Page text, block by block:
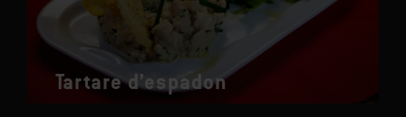
Tartare d’espadon